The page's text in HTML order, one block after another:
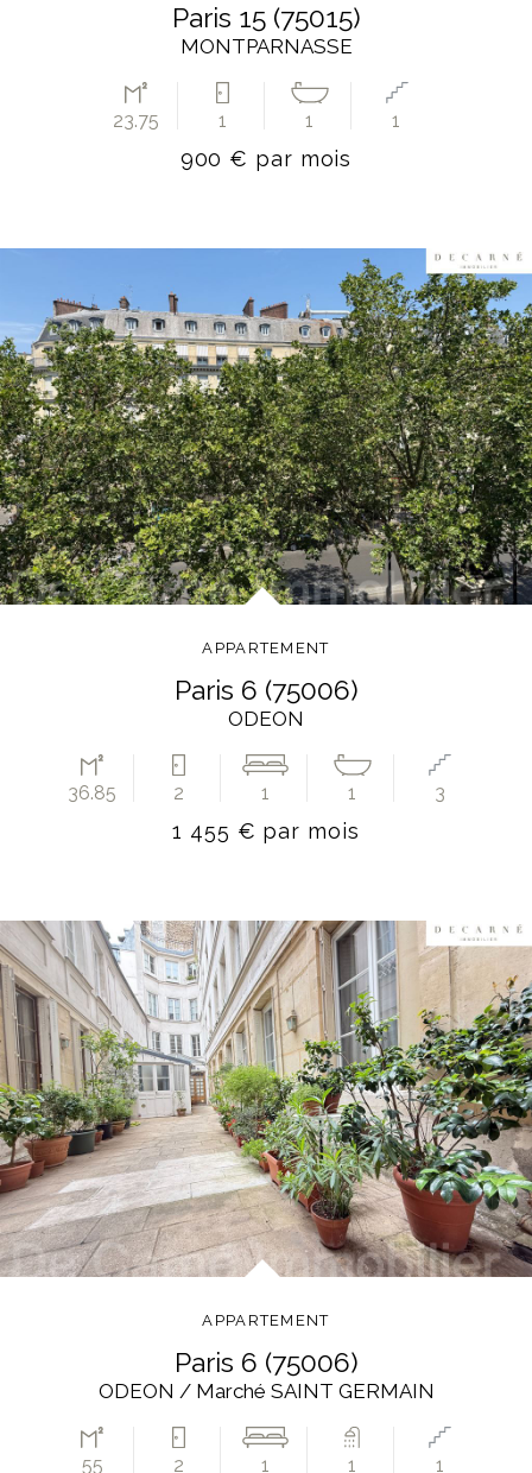
paris 15 (75015)
MONTPARNASSE
23.75 1 1 1
900 € par mois
APPARTEMENT
paris 6 (75006)
ODEON
36.85 2 1 1 3
1 455 € par mois
APPARTEMENT
paris 6 (75006)
ODEON / Marché SAINT GERMAIN
55 2 1 1 1